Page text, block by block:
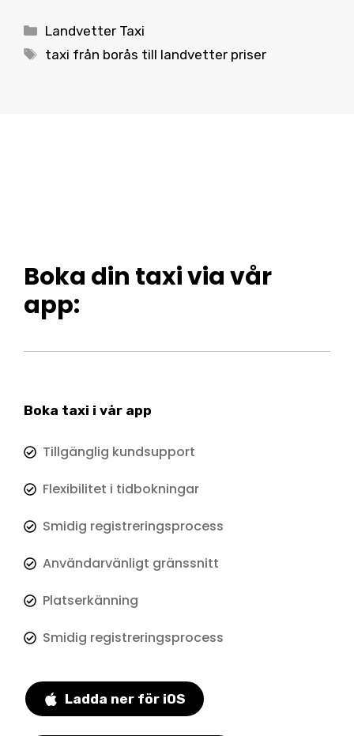
Categories
Landvetter Taxi
Tags
taxi från borås till landvetter priser
Boka din taxi via vår
app:
Boka taxi i vår app
Tillgänglig kundsupport
Flexibilitet i tidbokningar
Smidig registreringsprocess
Användarvänligt gränssnitt
Platserkänning
Smidig registreringsprocess
Ladda ner för iOS